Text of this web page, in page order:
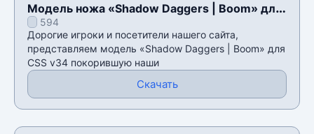
Модель ножа «Shadow Daggers | Boom» для
CSS v34
594
Дорогие игроки и посетители нашего сайта,
представляем модель «Shadow Daggers | Boom» для
CSS v34 покорившую наши
Скачать